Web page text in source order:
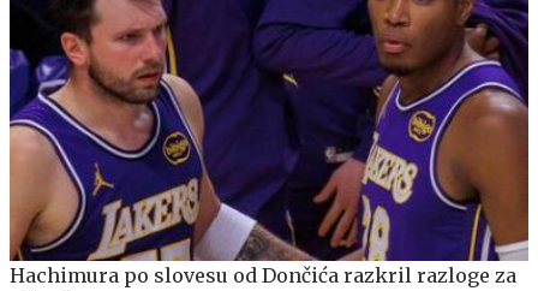
Hachimura po slovesu od Dončića razkril razloge za